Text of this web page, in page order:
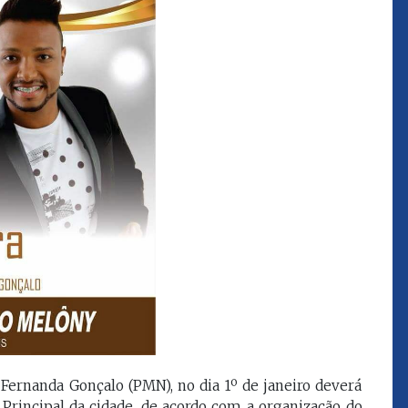
Gonçalo (PMN), no dia 1º de janeiro deverá
eu estou
desde março
o cargo de
Superior
do
no
e de
da Justiça
no biênio
presidente
Justiça do
o Biênio
juízes e servidores"